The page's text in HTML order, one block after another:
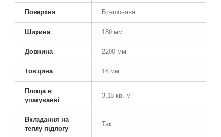
Поверхня Брашована
Ширина 180 мм
Довжина 2200 мм
Товщина 14 мм
Площа в
упакуванні
3,18 кв. м
Вкладання на
теплу підлогу
Так